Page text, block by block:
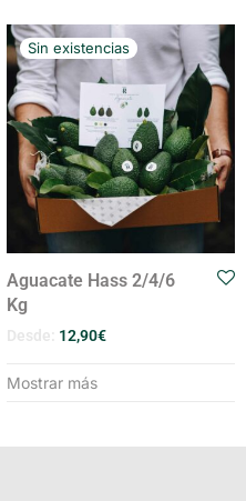
Aguacate Hass 2/4/6
Kg
Desde: 12,90€
Mostrar más